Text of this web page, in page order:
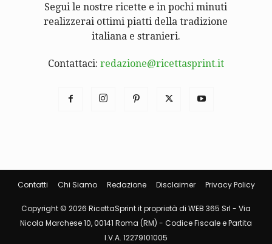
Segui le nostre ricette e in pochi minuti
realizzerai ottimi piatti della tradizione
italiana e stranieri.
Contattaci: redazione@ricettasprint.it
Contatti Chi Siamo Redazione Disclaimer Privacy Policy
Copyright © 2026 RicettaSprint.it proprietà di WEB 365 Srl - Via
Nicola Marchese 10, 00141 Roma (RM) - Codice Fiscale e Partita
I.V.A. 12279101005